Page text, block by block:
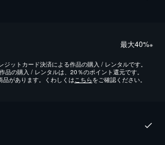
最⼤40%※
ットカード決済による作品の購入 / レンタルです。
品の購入 / レンタルは、20％のポイント還元です。
があります。くわしくはこちらをご確認ください。